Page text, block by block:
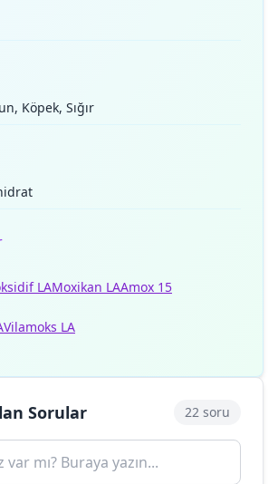
Köpek, Sığır
LAMoxikan LAAmox 15
Vilamoks LA
Sorular 22 soru